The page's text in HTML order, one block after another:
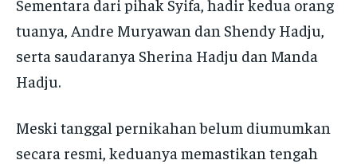
Sementara dari pihak Syifa, hadir kedua orang
tuanya, Andre Muryawan dan Shendy Hadju,
serta saudaranya Sherina Hadju dan Manda
Hadju.
Meski tanggal pernikahan belum diumumkan
secara resmi, keduanya memastikan tengah